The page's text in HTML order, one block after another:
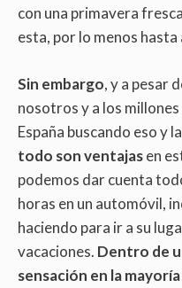
con una primavera
esta, por lo menos hasta
Sin embargo, y a pesar
nosotros y a los
España buscando eso y
todo son ventajasen
podemos dar cuenta
horas en un automóvil,
haciendo para ir a su
vacaciones. Dentro de
sensación en la